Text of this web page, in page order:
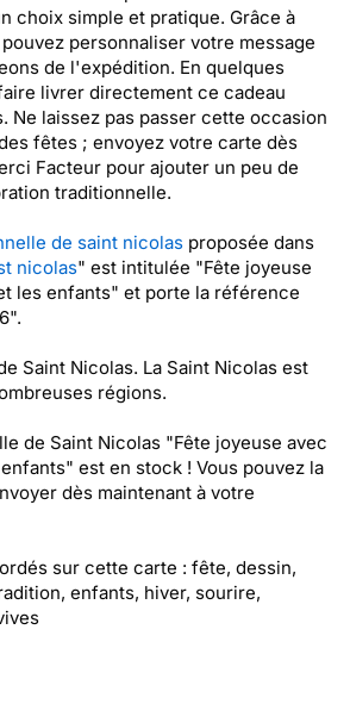
choix simple et pratique. Grâce à
personnaliser votre message
de l'expédition. En quelques
livrer directement ce cadeau
Ne laissez pas passer cette occasion
fêtes ; envoyez votre carte dès
Facteur pour ajouter un peu de
traditionnelle.
de saint nicolas proposée dans
nicolas" est intitulée "Fête joyeuse
les enfants" et porte la référence
Saint Nicolas. La Saint Nicolas est
régions.
de Saint Nicolas "Fête joyeuse avec
est en stock ! Vous pouvez la
dès maintenant à votre
sur cette carte : fête, dessin,
enfants, hiver, sourire,